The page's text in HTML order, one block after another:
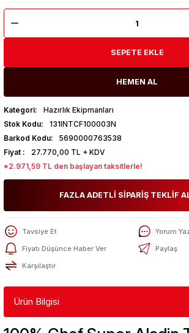
SEPETE EKLE
HEMEN AL
Kategori
Hazırlık Ekipmanları
Stok Kodu
131INTCF100003N
Barkod Kodu
5690000763538
Fiyat
27.770,00 TL + KDV
*2.971,59 TL den başlayan taksitlerle!
FAZLA ADETLİ SİPARİŞ TEKLİF
Tavsiye Et
Yorum
Fiyatı Düşünce Haber Ver
Paylaş
Karşılaştır
Ürün Bilgisi